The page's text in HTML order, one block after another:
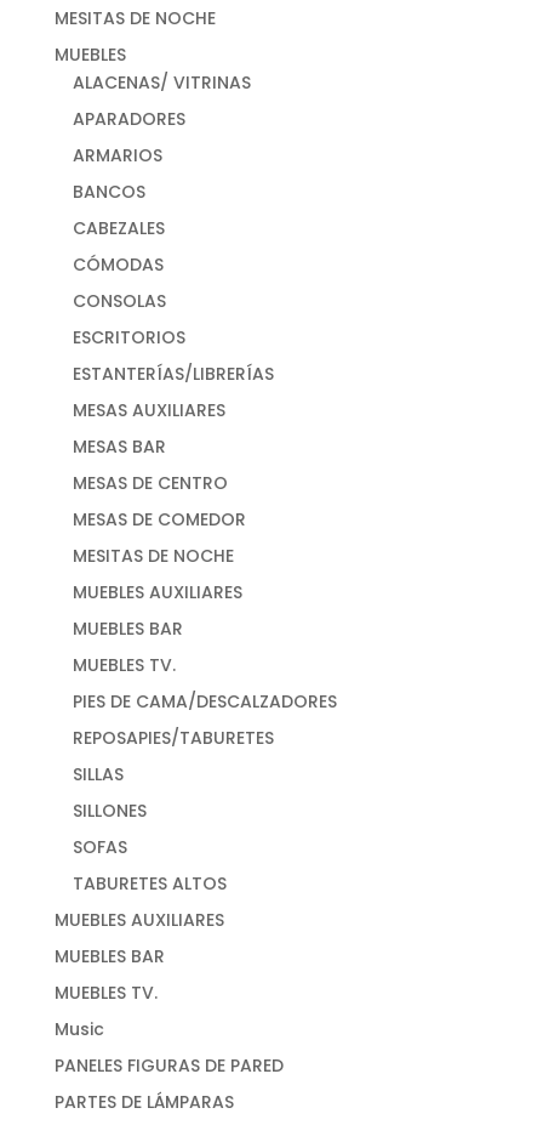
MESITAS DE NOCHE
MUEBLES
ALACENAS/ VITRINAS
APARADORES
ARMARIOS
BANCOS
CABEZALES
CÓMODAS
CONSOLAS
ESCRITORIOS
ESTANTERÍAS/LIBRERÍAS
MESAS AUXILIARES
MESAS BAR
MESAS DE CENTRO
MESAS DE COMEDOR
MESITAS DE NOCHE
MUEBLES AUXILIARES
MUEBLES BAR
MUEBLES TV.
PIES DE CAMA/DESCALZADORES
REPOSAPIES/TABURETES
SILLAS
SILLONES
SOFAS
TABURETES ALTOS
MUEBLES AUXILIARES
MUEBLES BAR
MUEBLES TV.
Music
PANELES FIGURAS DE PARED
PARTES DE LÁMPARAS